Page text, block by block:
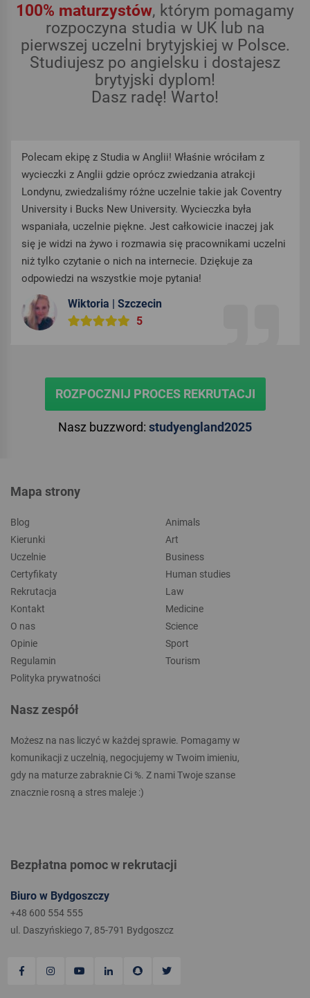
100% maturzystów, którym pomagamy
rozpoczyna studia w UK lub na
pierwszej uczelni brytyjskiej w Polsce.
Studiujesz po angielsku i dostajesz
brytyjski dyplom!
Dasz radę! Warto!
jak
uczelni
Serdecznie polecam każdemu kto myśli o studiach w
Anglii. Dla tych zdecydowanych i tych wahających się
podjęciu decyzji. Pytajcie a wasze wątpliwości
rozwiane. Cały zespół ciężko pracuje aby każdemu z
ułatwić pierwszy krok w drodzę ku wybranej karierze.
Chciałabym bardzo podziękować Martynie i Darii za
oddanie sprawie. Dziewczyny uwielbiam was,
super!
Justyna | Łódź
ROZPOCZNIJ PROCES REKRUTACJI
Nasz buzzword: studyengland2025
Mapa strony
Blog
Kierunki
Uczelnie
Certyfikaty
Rekrutacja
Kontakt
O nas
Opinie
Regulamin
Polityka prywatności
Animals
Art
Business
Human studies
Law
Medicine
Science
Sport
Tourism
Nasz zespół
Możesz na nas liczyć w każdej sprawie. Pomagamy w
komunikacji z uczelnią, negocjujemy w Twoim imieniu,
gdy na maturze zabraknie Ci %. Z nami Twoje szanse
znacznie rosną a stres maleje :)
Bezpłatna pomoc w rekrutacji
Biuro w Bydgoszczy
+48 600 554 555
ul. Daszyńskiego 7, 85-791 Bydgoszcz